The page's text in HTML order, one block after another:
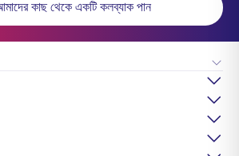
কাছ থেকে একটি কলব্যাক পান